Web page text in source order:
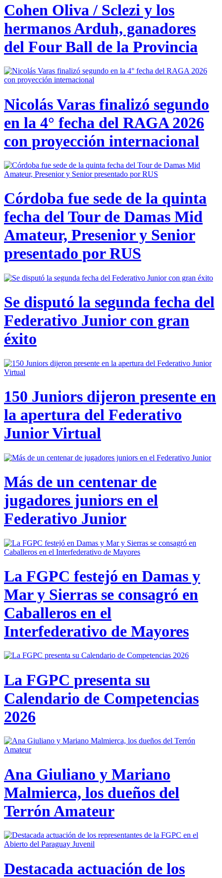
Cohen Oliva / Sclezi y los
hermanos Arduh, ganadores
del Four Ball de la Provincia
Nicolás Varas finalizó segundo
en la 4° fecha del RAGA 2026
con proyección internacional
Córdoba fue sede de la quinta
fecha del Tour de Damas Mid
Amateur, Presenior y Senior
presentado por RUS
Se disputó la segunda fecha del
Federativo Junior con gran
éxito
150 Juniors dijeron presente en
la apertura del Federativo
Junior Virtual
Más de un centenar de
jugadores juniors en el
Federativo Junior
La FGPC festejó en Damas y
Mar y Sierras se consagró en
Caballeros en el
Interfederativo de Mayores
La FGPC presenta su
Calendario de Competencias
2026
Ana Giuliano y Mariano
Malmierca, los dueños del
Terrón Amateur
Destacada actuación de los